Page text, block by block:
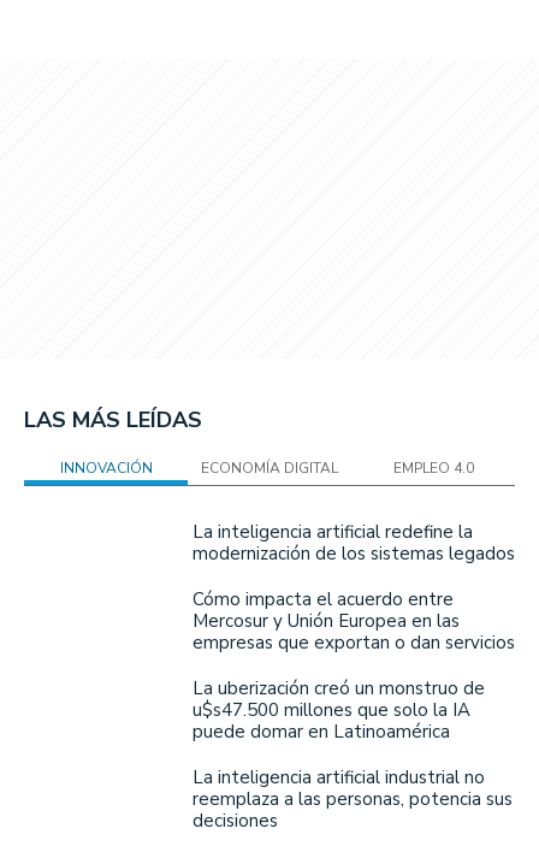
LAS MÁS LEÍDAS
INNOVACIÓN ECONOMÍA DIGITAL EMPLEO 4.0
La inteligencia artificial redefine la
modernización de los sistemas legados
Cómo impacta el acuerdo entre
Mercosur y Unión Europea en las
empresas que exportan o dan servicios
La uberización creó un monstruo de
u$s47.500 millones que solo la IA
puede domar en Latinoamérica
La inteligencia artificial industrial no
reemplaza a las personas, potencia sus
decisiones